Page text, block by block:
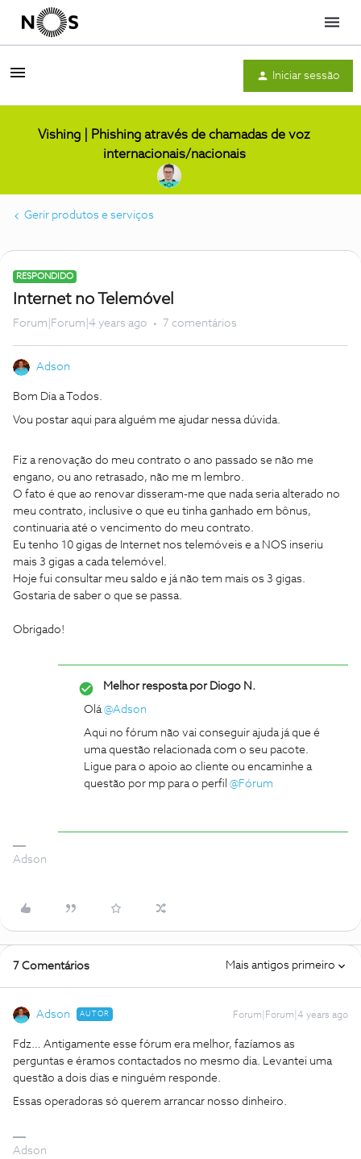
Menu
Iniciar sessão
Vishing | Phishing através de chamadas de voz
internacionais/nacionais
Gerir produtos e serviços
RESPONDIDO
Internet no Telemóvel
Forum|Forum|4 years ago 7 comentários
Adson
Bom Dia a Todos.
Vou postar aqui para alguém me ajudar nessa dúvida.
Fiz a renovação do meu contrato o ano passado se não me
engano, ou ano retrasado, não me m lembro.
O fato é que ao renovar disseram-me que nada seria alterado no
meu contrato, inclusive o que eu tinha ganhado em bônus,
continuaria até o vencimento do meu contrato.
Eu tenho 10 gigas de Internet nos telemóveis e a NOS inseriu
mais 3 gigas a cada telemóvel.
Hoje fui consultar meu saldo e já não tem mais os 3 gigas.
Gostaria de saber o que se passa.
Obrigado!
Melhor resposta porDiogo N.
Olá@Adson
Aqui no fórum não vai conseguir ajuda já que é
uma questão relacionada com o seu pacote.
Ligue para o apoio ao cliente ou encaminhe a
questão por mp para o perfil @Fórum
Adson
7 Comentários Mais antigos primeiro
Adson AUTOR Forum|Forum|4 years ago
Fdz… Antigamente esse fórum era melhor, fazíamos as
perguntas e éramos contactados no mesmo dia. Levantei uma
questão a dois dias e ninguém responde.
Essas operadoras só querem arrancar nosso dinheiro.
Adson